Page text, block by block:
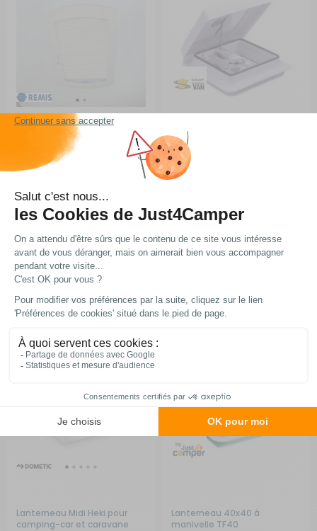
Lanterneau Remitop Vario II
RG-1Q6192
A partir de :
172,99 €
Choisir le modèle
En stock
Lanterneau 28x28 avec
ventilateur
89 €
Lanterneau Midi Heki pour
camping-car et caravane
Lanterneau 40x40 à
manivelle TF40